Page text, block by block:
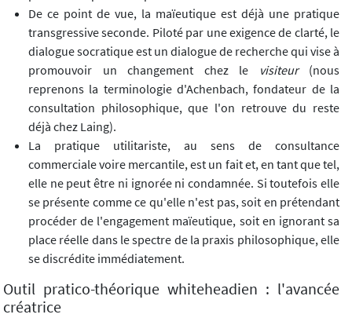
De ce point de vue, la maïeutique est déjà une pratique
transgressive seconde. Piloté par une exigence de clarté, le
dialogue socratique est un dialogue de recherche qui vise à
promouvoir un changement chez le
visiteur (nous
reprenons la terminologie d'Achenbach, fondateur de la
consultation philosophique, que l'on retrouve du reste
déjà chez Laing).
La pratique utilitariste, au sens de consultance
commerciale voire mercantile, est un fait et, en tant que tel,
elle ne peut être ni ignorée ni condamnée. Si toutefois elle
se présente comme ce qu'elle n'est pas, soit en prétendant
procéder de l'engagement maïeutique, soit en ignorant sa
place réelle dans le spectre de la praxis philosophique, elle
se discrédite immédiatement.
Outil pratico-théorique whiteheadien : l'avancée
créatrice